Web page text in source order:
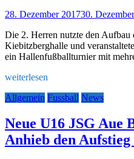
28. Dezember 201730.
Die 2. Herren nutzte den Aufbau
Kiebitzberghalle und
ein Hallenfußballturnier mit
weiterlesen
Allgemein Fussball News
Neue U16 JSG Aue
Anhieb den